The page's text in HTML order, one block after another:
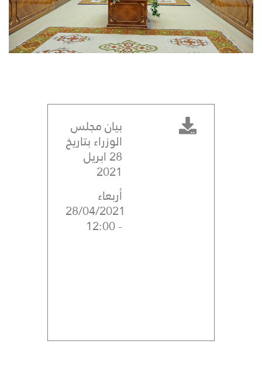
بيان مجلس
الوزراء بتاريخ
28 ابريل
2021
أربعاء
28/04/2021
- 12:00